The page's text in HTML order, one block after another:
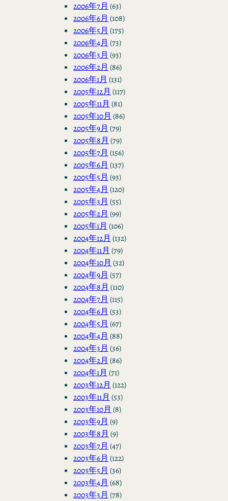
2006年7月 (63)
2006年6月 (108)
2006年5月 (175)
2006年4月 (73)
2006年3月 (93)
2006年2月 (86)
2006年1月 (131)
2005年12月 (117)
2005年11月 (81)
2005年10月 (86)
2005年9月 (79)
2005年8月 (79)
2005年7月 (156)
2005年6月 (137)
2005年5月 (93)
2005年4月 (120)
2005年3月 (55)
2005年2月 (99)
2005年1月 (106)
2004年12月 (132)
2004年11月 (79)
2004年10月 (32)
2004年9月 (57)
2004年8月 (110)
2004年7月 (115)
2004年6月 (53)
2004年5月 (67)
2004年4月 (88)
2004年3月 (36)
2004年2月 (86)
2004年1月 (71)
2003年12月 (122)
2003年11月 (53)
2003年10月 (8)
2003年9月 (9)
2003年8月 (9)
2003年7月 (47)
2003年6月 (122)
2003年5月 (36)
2003年4月 (68)
2003年3月 (78)